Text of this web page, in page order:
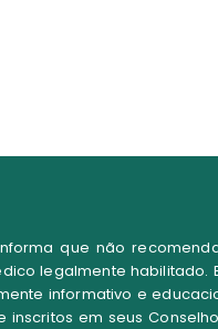
que não
legalmente habilitado.
informativo e
inscritos em seus